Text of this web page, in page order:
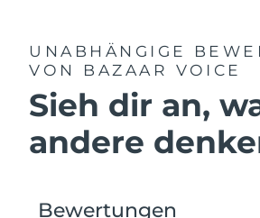
UNABHÄNGIGE
VON BAZAAR VOICE
Sieh dir an,
andere